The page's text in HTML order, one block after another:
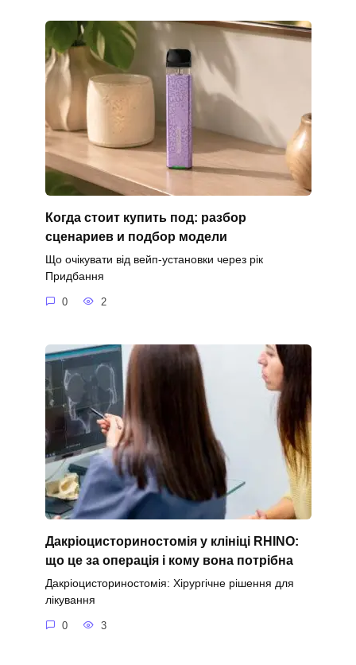
Когда стоит купить под: разбор
сценариев и подбор модели
Що очікувати від вейп-установки через рік
Придбання
0 2
Дакріоцисториностомія у клініці RHINO:
що це за операція і кому вона потрібна
Дакріоцисториностомія: Хірургічне рішення для
лікування
0 3